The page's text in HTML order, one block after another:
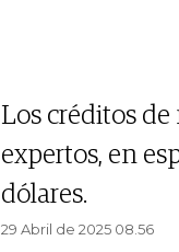
Los créditos
expertos, en
dólares.
29 Abril de 2025 08.56